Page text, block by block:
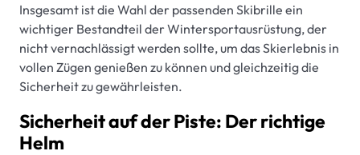
Insgesamt ist die Wahl der passenden Skibrille ein
wichtiger Bestandteil der Wintersportausrüstung, der
nicht vernachlässigt werden sollte, um das Skierlebnis in
vollen Zügen genießen zu können und gleichzeitig die
Sicherheit zu gewährleisten.
Sicherheit auf der Piste: Der richtige
Helm